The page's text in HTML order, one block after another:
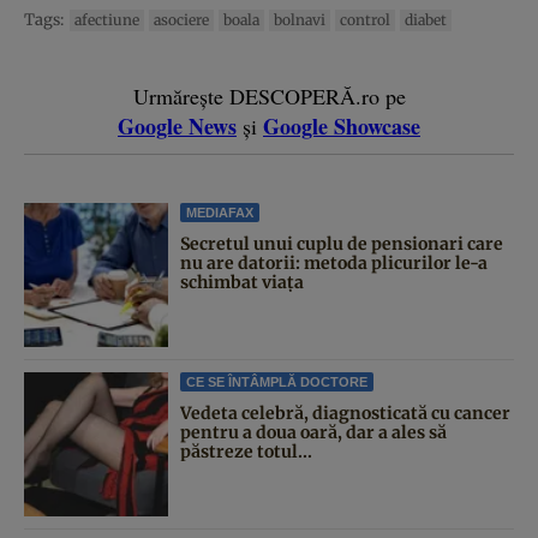
Tags: afectiune asociere boala bolnavi control diabet
Urmărește DESCOPERĂ.ro pe
Google News și Google Showcase
MEDIAFAX
Secretul unui cuplu de pensionari care
nu are datorii: metoda plicurilor le-a
schimbat viața
CE SE ÎNTÂMPLĂ DOCTORE
Vedeta celebră, diagnosticată cu cancer
pentru a doua oară, dar a ales să
păstreze totul...